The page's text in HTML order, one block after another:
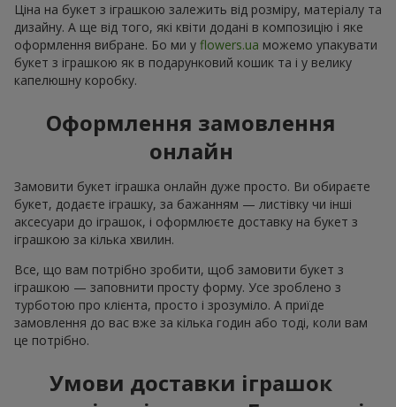
Ціна на букет з іграшкою залежить від розміру, матеріалу та
дизайну. А ще від того, які квіти додані в композицію і яке
оформлення вибране. Бо ми у flowers.ua можемо упакувати
букет з іграшкою як в подарунковий кошик та і у велику
капелюшну коробку.
Оформлення замовлення
онлайн
Замовити букет іграшка онлайн дуже просто. Ви обираєте
букет, додаєте іграшку, за бажанням — листівку чи інші
аксесуари до іграшок, і оформлюєте доставку на букет з
іграшкою за кілька хвилин.
Все, що вам потрібно зробити, щоб замовити букет з
іграшкою — заповнити просту форму. Усе зроблено з
турботою про клієнта, просто і зрозуміло. А приїде
замовлення до вас вже за кілька годин або тоді, коли вам
це потрібно.
Умови доставки іграшок